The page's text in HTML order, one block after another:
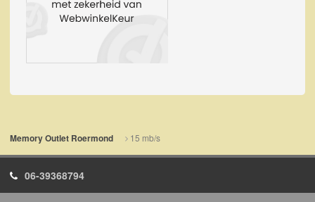
Memory Outlet Roermond 15 mb/s
06-39368794